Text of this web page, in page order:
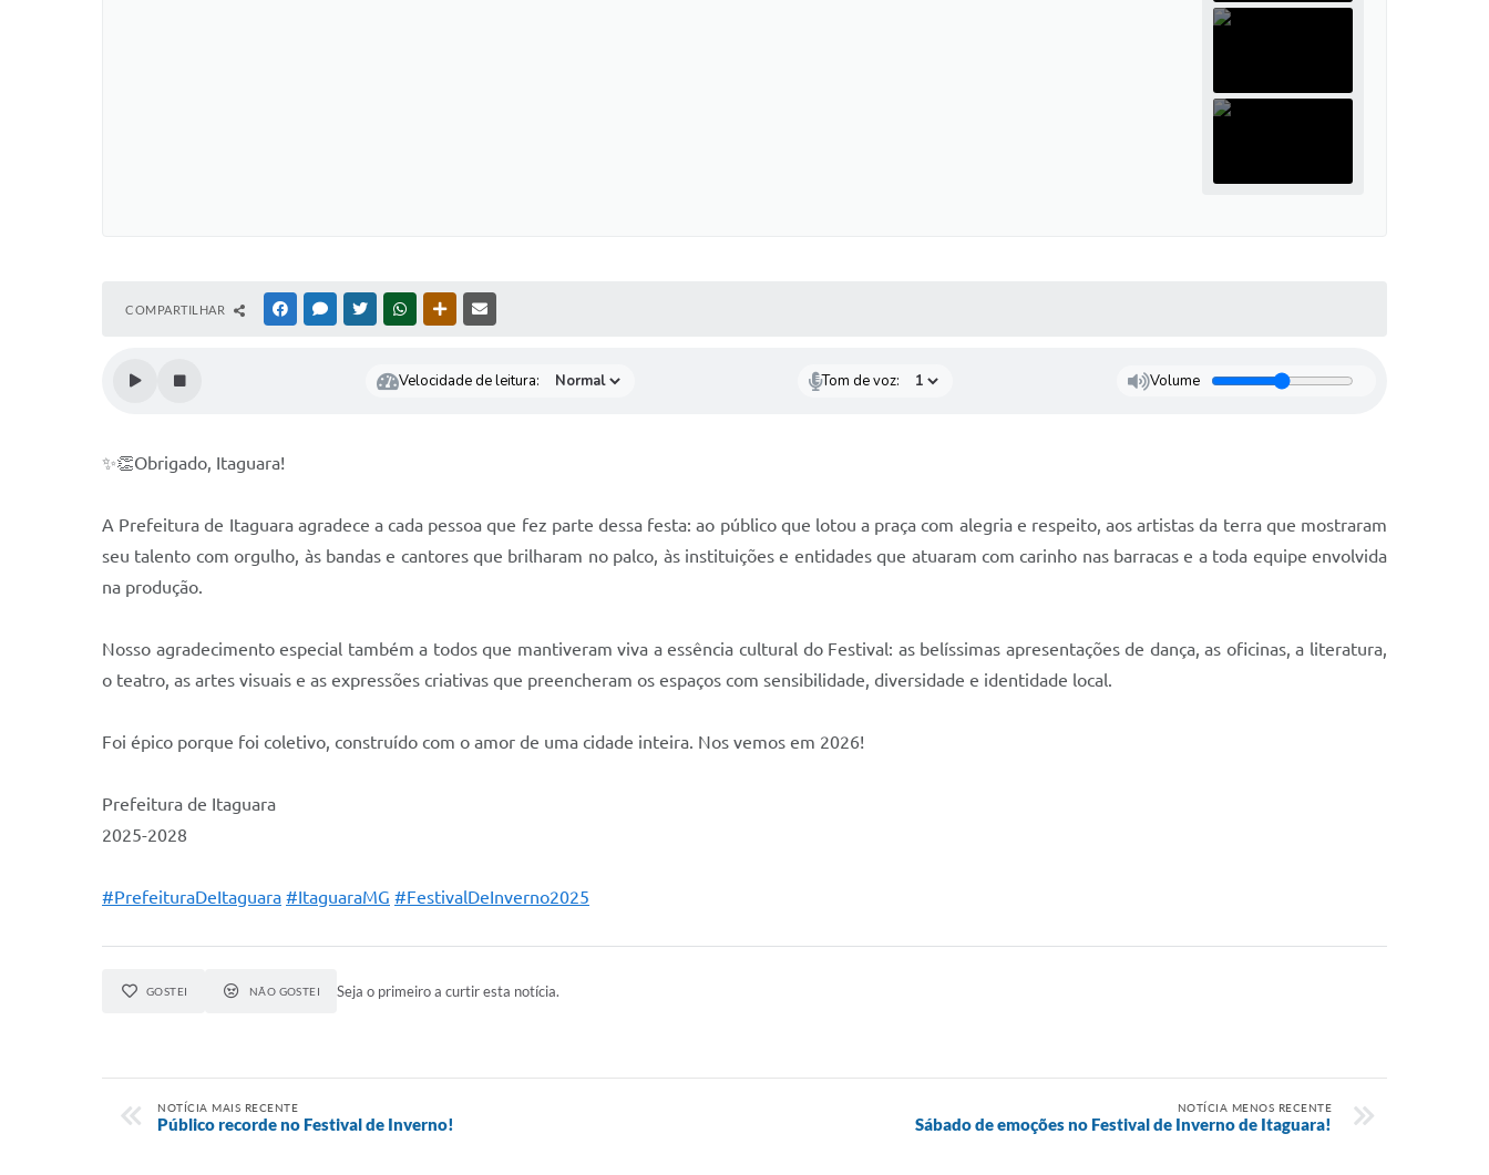
COMPARTILHAR FACEBOOKMESSENGER
TWITTERWHATSAPPOUTRAS MÍDIAS
Velocidade de leitura: Tom de voz: Volume
✨👏Obrigado, Itaguara!
A Prefeitura de Itaguara agradece a cada pessoa que fez parte dessa festa: ao público que lotou a praça com alegria e respeito, aos artistas da terra que mostraram
seu talento com orgulho, às bandas e cantores que brilharam no palco, às instituições e entidades que atuaram com carinho nas barracas e a toda equipe envolvida
na produção.
Nosso agradecimento especial também a todos que mantiveram viva a essência cultural do Festival: as belíssimas apresentações de dança, as oficinas, a literatura,
o teatro, as artes visuais e as expressões criativas que preencheram os espaços com sensibilidade, diversidade e identidade local.
Foi épico porque foi coletivo, construído com o amor de uma cidade inteira. Nos vemos em 2026!
Prefeitura de Itaguara
2025-2028
#PrefeituraDeItaguara #ItaguaraMG #FestivalDeInverno2025
GOSTEI NÃO GOSTEI Seja o primeiro a curtir esta notícia.
NOTÍCIA MAIS RECENTE
Público recorde no Festival de Inverno!
NOTÍCIA MENOS RECENTE
Sábado de emoções no Festival de Inverno de Itaguara!